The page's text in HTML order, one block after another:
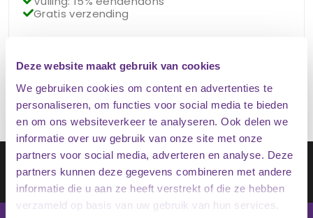
Deze website maakt gebruik van cookies
We gebruiken cookies om content en advertenties te
personaliseren, om functies voor social media te bieden
en om ons websiteverkeer te analyseren. Ook delen we
informatie over uw gebruik van onze site met onze
partners voor social media, adverteren en analyse. Deze
partners kunnen deze gegevens combineren met andere
informatie die u aan ze heeft verstrekt of die ze hebben
verzameld op basis van uw gebruik van hun services.
Gratis verzending
Op voorraad
Schrijf je in op onze nieuwsbrief
Inschrijven